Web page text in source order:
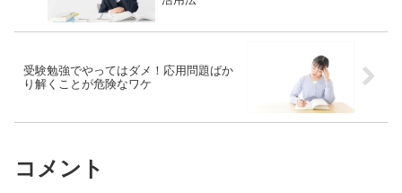
受験勉強でやってはダメ！応用問題ばか
り解くことが危険なワケ
コメント